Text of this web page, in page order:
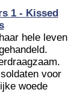
1 - Kissed
hele leven
voor
woede